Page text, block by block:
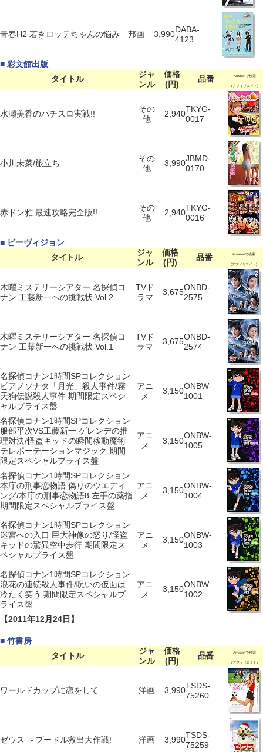
青春H2 若きロッテちゃんの悩み 邦画 3,990DABA-
4123
■ 彩文館出版
タイトル
ジャ
ンル
価格
(円)
品番 Amazonで検索
(アフィリエイト)
水瀬美香のパチスロ実戦!!
その
他
2,940TKYG-
0017
小川未菜/旅立ち
その
他
3,990JBMD-
0170
赤ドン雅 最速攻略完全版!!
その
他
2,940TKYG-
0016
■ ビーヴィジョン
タイトル
ジャ
ンル
価格
(円)
品番 Amazonで検索
(アフィリエイト)
木曜ミステリーシアター 名探偵コ
ナン 工藤新一への挑戦状 Vol.2
TVド
ラマ
3,675ONBD-
2575
木曜ミステリーシアター 名探偵コ
ナン 工藤新一への挑戦状 Vol.1
TVド
ラマ
3,675ONBD-
2574
名探偵コナン1時間SPコレクション
ピアノソナタ「月光」殺人事件/霧
天狗伝説殺人事件 期間限定スペシ
ャルプライス盤
アニ
メ
3,150ONBW-
1001
名探偵コナン1時間SPコレクション
服部平次VS工藤新一 ゲレンデの推
理対決/怪盗キッドの瞬間移動魔術
テレポーテーションマジック 期間
限定スペシャルプライス盤
アニ
メ
3,150
ONBW-
1005
名探偵コナン1時間SPコレクション
本庁の刑事恋物語 偽りのウエディ
ング/本庁の刑事恋物語8 左手の薬指
期間限定スペシャルプライス盤
アニ
メ
3,150ONBW-
1004
名探偵コナン1時間SPコレクション
迷宮への入口 巨大神像の怒り/怪盗
キッドの驚異空中歩行 期間限定ス
ペシャルプライス盤
アニ
メ
3,150ONBW-
1003
名探偵コナン1時間SPコレクション
浪花の連続殺人事件/呪いの仮面は
冷たく笑う 期間限定スペシャルプ
ライス盤
アニ
メ
3,150ONBW-
1002
【2011年12月24日】
■ 竹書房
タイトル
ジャ
ンル
価格
(円)
品番 Amazonで検索
(アフィリエイト)
ワールドカップに恋をして 洋画 3,990TSDS-
75260
ゼウス ～プードル救出大作戦! 洋画 3,990TSDS-
75259